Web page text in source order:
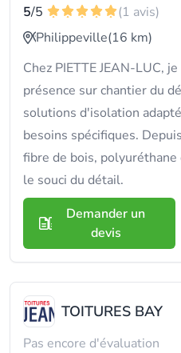
5/5
(1 avis)
Philippeville(16 km)
Chez PIETTE JEAN-LUC,
présence sur chantier du
solutions d'isolation
besoins spécifiques.
fibre de bois,
le souci du détail.
Demander un
devis
TOITURES BAY
Pas encore d'évaluation